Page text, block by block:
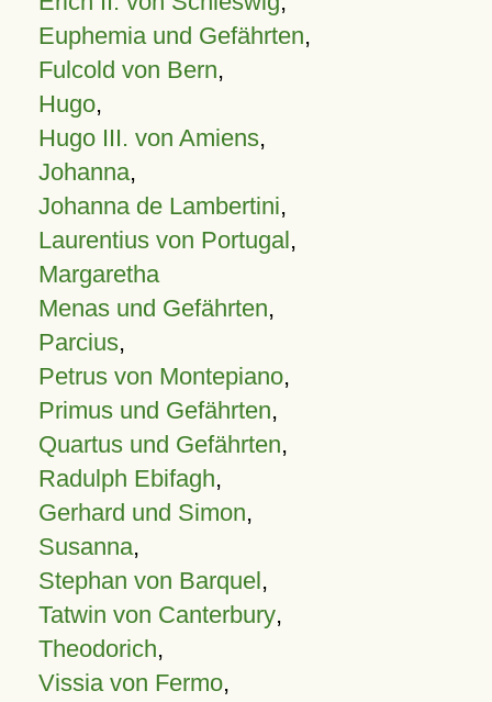
Euphemia und Gefährten,
Fulcold von Bern,
Hugo,
Hugo III. von Amiens,
Johanna,
Johanna de Lambertini,
Laurentius von Portugal,
Margaretha
Menas und Gefährten,
Parcius,
Petrus von Montepiano,
Primus und Gefährten,
Quartus und Gefährten,
Radulph Ebifagh,
Gerhard und Simon,
Susanna,
Stephan von Barquel,
Tatwin von Canterbury,
Theodorich,
Vissia von Fermo,